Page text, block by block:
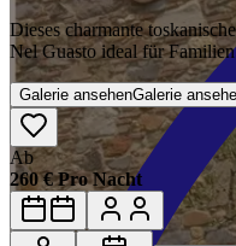
Dieses charmante
Nel Guasto ideal für
Galerie ansehenGalerie
Ab
260 € Pro Nacht